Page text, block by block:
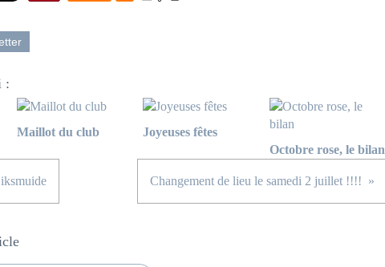
:
Maillot du club
Joyeuses fêtes
Octobre rose, le bilan
Changement de lieu le samedi 2 juillet !!!!